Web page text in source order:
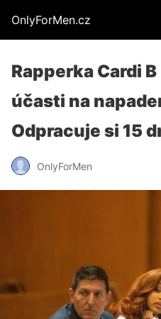
OnlyForMen.cz
Rapperka Cardi
účasti na
Odpracuje si 15
OnlyForMen